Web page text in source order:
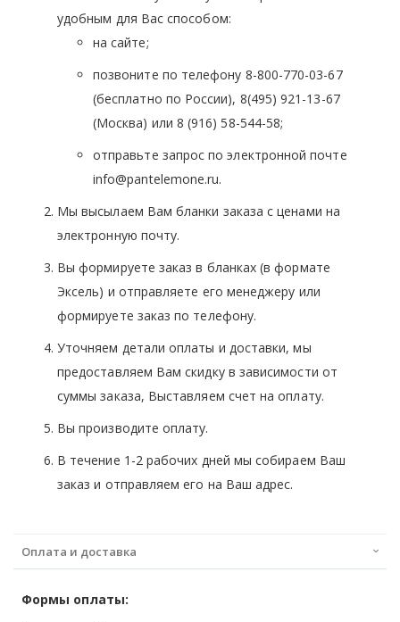
удобным для Вас способом:
на сайте;
позвоните по телефону 8-800-770-03-67
(бесплатно по России), 8(495) 921-13-67
(Москва) или 8 (916) 58-544-58;
отправьте запрос по электронной почте
info@pantelemone.ru.
Мы высылаем Вам бланки заказа с ценами на
электронную почту.
Вы формируете заказ в бланках (в формате
Эксель) и отправляете его менеджеру или
формируете заказ по телефону.
Уточняем детали оплаты и доставки, мы
предоставляем Вам скидку в зависимости от
суммы заказа, Выставляем счет на оплату.
Вы производите оплату.
В течение 1-2 рабочих дней мы собираем Ваш
заказ и отправляем его на Ваш адрес.
Оплата и доставка
Формы оплаты: